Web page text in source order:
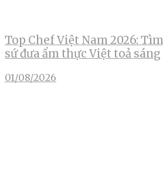
Top Chef Việt Nam 2026:
sứ đưa ẩm thực Việt toả sáng
01/08/2026